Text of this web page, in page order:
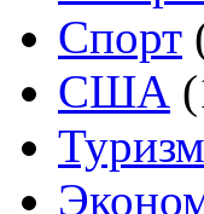
Спорт
США
Туризм